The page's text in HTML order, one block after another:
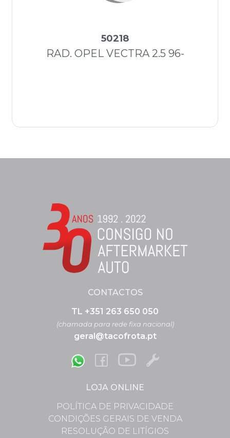
50218
RAD. OPEL VECTRA 2.5 96-
CONTACTOS
TL +351 263 650 050
(chamada para rede fixa nacional)
geral@tacofrota.pt
LOJA ONLINE
POLÍTICA DE PRIVACIDADE
CONDIÇÕES GERAIS DE VENDA
RESOLUÇÃO DE LITÍGIOS